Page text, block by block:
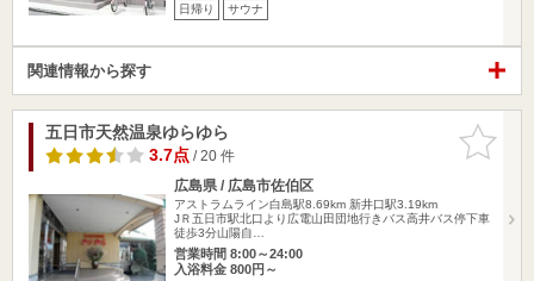
日帰り サウナ
関連情報から探す
お気に入
りに追加
五日市天然温泉ゆらゆら
3.7点/ 20 件
広島県 / 広島市佐伯区
アストラムライン白島駅8.69km 新井口駅3.19km
JＲ五日市駅北口より広電山田団地行きバス高井バス停下車
徒歩3分山陽自…
営業時間 8:00～24:00
入浴料金 800円～